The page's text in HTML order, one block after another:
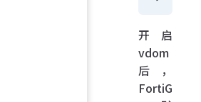
开启
vdom
后，
FortiG